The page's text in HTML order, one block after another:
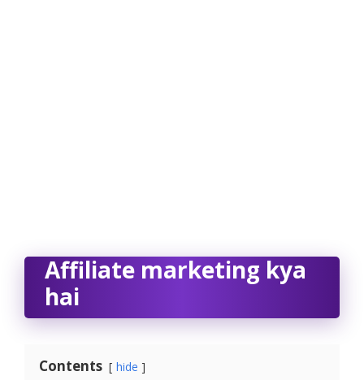
Affiliate marketing kya
hai
Contents hide